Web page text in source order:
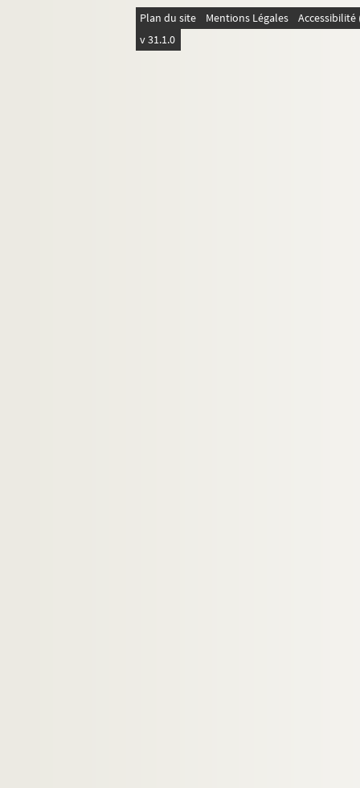
Plan du site Mentions Légales
v 31.1.0